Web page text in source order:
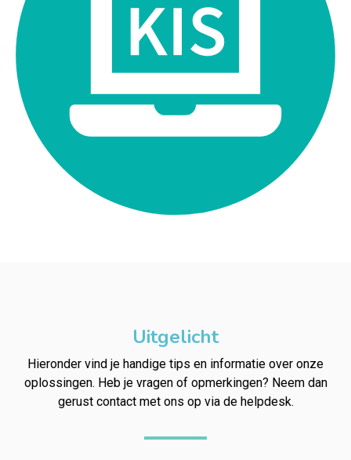
Uitgelicht
Hieronder vind je handige tips en informatie over onze
oplossingen. Heb je vragen of opmerkingen? Neem dan
gerust contact met ons op via de helpdesk.